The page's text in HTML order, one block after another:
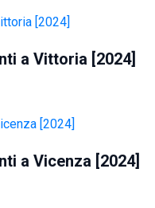
a Vittoria [2024]
a Vicenza [2024]